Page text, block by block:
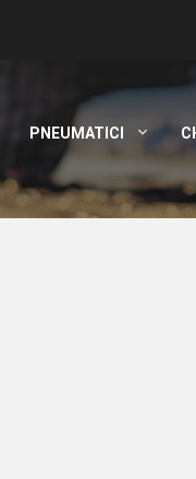
PNEUMATICI